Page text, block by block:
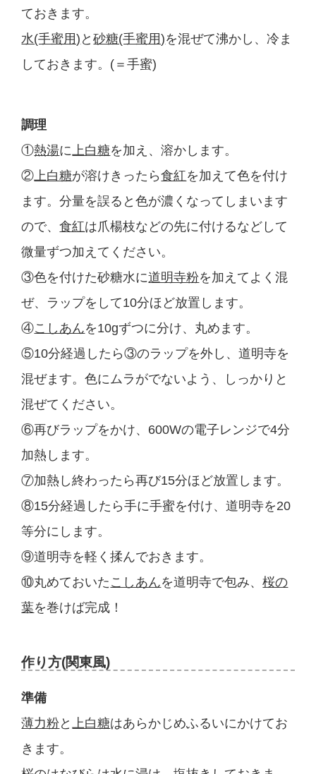
ておきます。
水(手蜜用) と砂糖(手蜜用)を混ぜて沸かし、冷ま
しておきます。(＝手蜜)
調理
①熱湯に 上白糖を加え、溶かします。
② 上白糖が溶けきったら食紅を加えて色を付け
ます。分量を誤ると色が濃くなってしまいます
ので、食紅は爪楊枝などの先に付けるなどして
微量ずつ加えてください。
③色を付けた砂糖水に道明寺粉を加えてよく混
ぜ、ラップをして10分ほど放置します。
④こしあんを10gずつに分け、丸めます。
⑤10分経過したら③のラップを外し、道明寺を
混ぜます。色にムラがでないよう、しっかりと
混ぜてください。
⑥再びラップをかけ、600Wの電子レンジで4分
加熱します。
⑦加熱し終わったら再び15分ほど放置します。
⑧15分経過したら手に手蜜を付け、道明寺を20
等分にします。
⑨道明寺を軽く揉んでおきます。
⑩丸めておいた こしあんを道明寺で包み、桜の
葉を巻けば完成！
作り方(関東風)
準備
薄力粉 と 上白糖はあらかじめふるいにかけてお
きます。